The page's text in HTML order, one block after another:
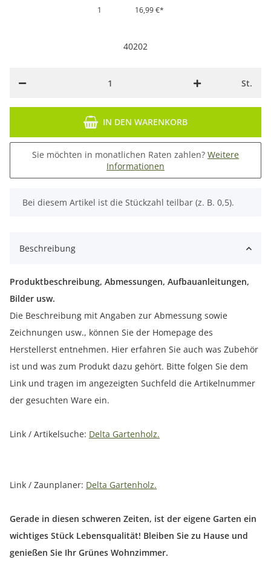
1
16,99 €*
40202
St.
IN DEN WARENKORB
Sie möchten in monatlichen Raten zahlen? Weitere
Informationen
x
Bei diesem Artikel ist die Stückzahl teilbar (z. B. 0,5).
Beschreibung
Produktbeschreibung, Abmessungen, Aufbauanleitungen,
Bilder usw.
Die Beschreibung mit Angaben zur Abmessung sowie
Zeichnungen usw., können Sie der Homepage des
Herstellerst entnehmen. Hier erfahren Sie auch was Zubehör
ist und was zum Produkt dazu gehört. Bitte folgen Sie dem
Link und tragen im angezeigten Suchfeld die Artikelnummer
der gesuchten Ware ein.
Link / Artikelsuche: Delta Gartenholz.
Link / Zaunplaner: Delta Gartenholz.
Gerade in diesen schweren Zeiten, ist der eigene Garten ein
wichtiges Stück Lebensqualität! Bleiben Sie zu Hause und
genießen Sie Ihr Grünes Wohnzimmer.